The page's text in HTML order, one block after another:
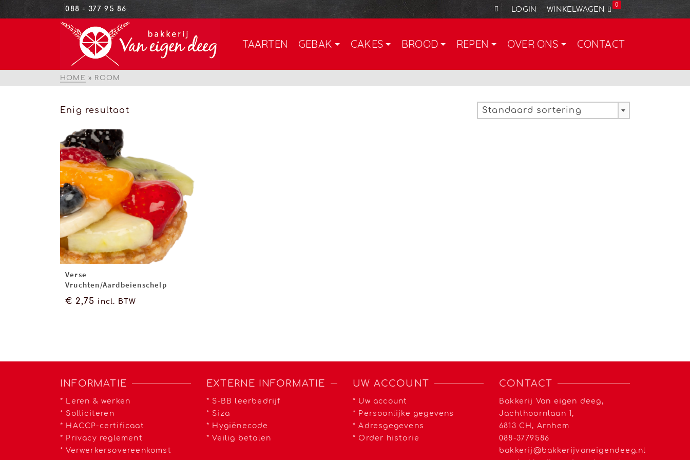
088 - 377 95 86 LOGIN WINKELWAGEN
0
TAARTEN GEBAK CAKES BROOD REPEN OVER ONS CONTACT
HOME » ROOM
Enig resultaat Standaard sortering
Verse
Vruchten/Aardbeienschelp
€ 2,75 incl. BTW
INFORMATIE
*
Leren & werken
* Solliciteren
* HACCP-certificaat
* Privacy reglement
*Verwerkersovereenkomst
EXTERNE INFORMATIE
* S-BB leerbedrijf
* Siza
* Hygiënecode
*Veilig betalen
UW ACCOUNT
* Uw account
* Persoonlijke gegevens
*Adresgegevens
* Order historie
CONTACT
Bakkerij Van eigen deeg,
Jachthoornlaan 1,
6813 CH, Arnhem
088-3779586
bakkerij@bakkerijvaneigendeeg.nl